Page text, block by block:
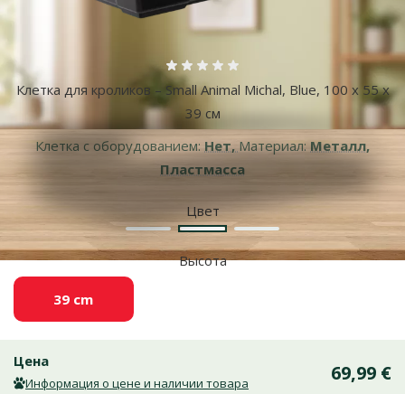
Клетка для кроликов – Small Animal Michal, Blue, 100 x 55 x
39 см
Оценка 0%
Клетка с оборудованием: Нет,Материал:Металл,
Пластмасса
Цвет
Синий
Красный
Высота
39 cm
Цена
Информация о цене и наличии товара 69,99 €